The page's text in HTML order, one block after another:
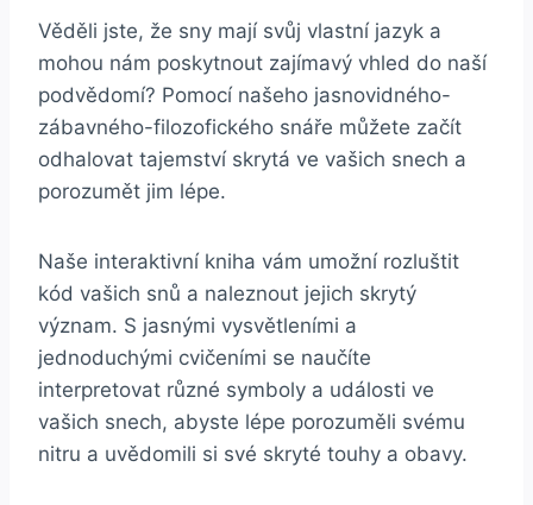
Věděli jste, že sny mají svůj ⁤vlastní jazyk a⁣
mohou nám poskytnout zajímavý ‍vhled⁤ do naší
podvědomí? ⁣Pomocí‌ našeho ‍jasnovidného-
zábavného-filozofického snáře můžete⁢ začít
odhalovat tajemství skrytá ve vašich snech⁤ a
porozumět jim​ lépe.
Naše interaktivní kniha ‍vám umožní rozluštit
kód vašich snů‌ a naleznout ⁣jejich skrytý
význam. S jasnými vysvětleními a
⁢jednoduchými ⁢cvičeními se naučíte
interpretovat ‍různé symboly a události ve
vašich ‌snech, abyste lépe porozuměli svému
nitru a uvědomili ​si své skryté touhy a obavy.